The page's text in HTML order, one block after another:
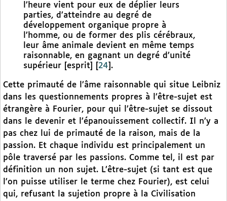
l’heure vient pour eux de déplier leurs
parties, d’atteindre au degré de
développement organique propre à
l’homme, ou de former des plis cérébraux,
leur âme animale devient en même temps
raisonnable, en gagnant un degré d’unité
supérieur [esprit]
24 .
Cette primauté de l’âme raisonnable qui situe Leibniz
dans les questionnements propres à l’être-sujet est
étrangère à Fourier, pour qui l’être-sujet se dissout
dans le devenir et l’épanouissement collectif. Il n’y a
pas chez lui de primauté de la raison, mais de la
passion. Et chaque individu est principalement un
pôle traversé par les passions. Comme tel, il est par
définition un non sujet. L’être-sujet (si tant est que
l’on puisse utiliser le terme chez Fourier), est celui
qui, refusant la sujetion propre à la Civilisation